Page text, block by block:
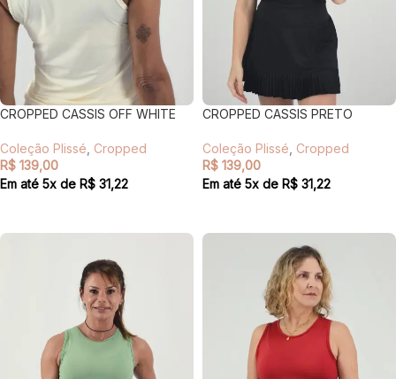
CROPPED CASSIS OFF WHITE
Coleção Plissé Cropped
R$ 139,00
Em até 5x de R$ 31,22
CROPPED CASSIS PRETO
Coleção Plissé Cropped
R$ 139,00
Em até 5x de R$ 31,22